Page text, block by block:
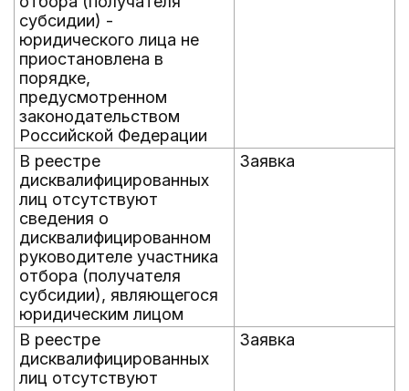
субсидии) -
юридического лица не
приостановлена в
порядке,
предусмотренном
законодательством
Российской Федерации
В реестре
дисквалифицированных
лиц отсутствуют
сведения о
дисквалифицированном
руководителе участника
отбора (получателя
субсидии), являющегося
юридическим лицом
Заявка
В реестре
дисквалифицированных
лиц отсутствуют
Заявка